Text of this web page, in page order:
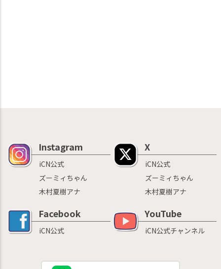
Instagram
iCN公式
ズーミィちゃん
木村夏樹アナ
X
iCN公式
ズーミィちゃん
木村夏樹アナ
Facebook
iCN公式
YouTube
iCN公式チャンネル